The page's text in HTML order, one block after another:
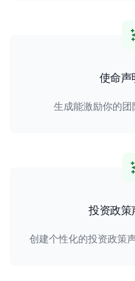
使命声
生成能激励你的
投资政策
创建个性化的投资政策